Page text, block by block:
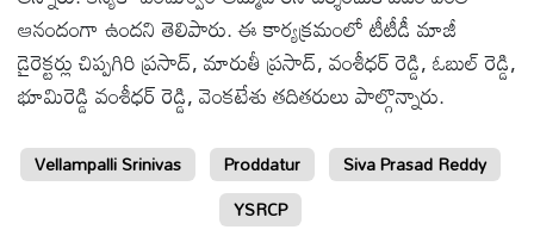
ఆనందంగా ఉందని తెలిపారు. ఈ కార్యక్రమంలో టీటీడీ మాజీ
డైరెక్టర్లు చిప్పగిరి ప్రసాద్, మారుతీ ప్రసాద్, వంశీధర్ రెడ్డి, ఓబుల్ రెడ్డి,
భూమిరెడ్డి వంశీధర్ రెడ్డి, వెంకటేశు తదితరులు పాల్గొన్నారు.
Vellampalli Srinivas Proddatur
Siva Prasad Reddy
YSRCP